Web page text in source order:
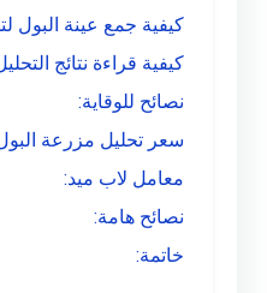
كيفية جمع عينة البول
كيفية قراءة نتائج
نصائح للوقاية:
سعر تحليل مزرعة
معامل لاب ميد:
نصائح هامة:
خاتمة: